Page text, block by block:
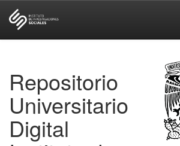
Repositorio
Universitario
Digital